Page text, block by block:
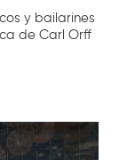
y bailarines
de Carl Orff